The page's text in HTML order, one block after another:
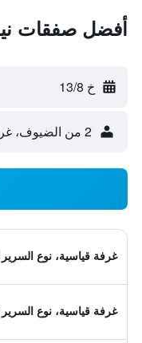
أفضل صفقات
خ 13/8
2 من الضيوف، غرفة واحدة
غرفة قياسية، نوع
غرفة قياسية، نوع